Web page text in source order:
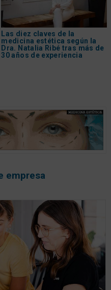
Las diez claves de la
medicina estética según la
Dra. Natalia Ribé tras más de
30 años de experiencia
empresa